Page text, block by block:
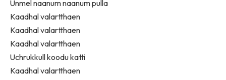
Unmel naanum naanum pulla
Kaadhal valartthaen
Kaadhal valartthaen
Kaadhal valartthaen
Uchrukkull koodu katti
Kaadhal valartthaen